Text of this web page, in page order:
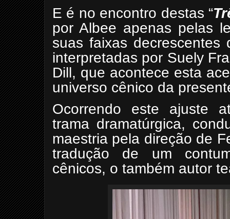
E é no encontro destas “
por Albee apenas pelas
suas faixas decrescentes
interpretadas por Suely
Dill, que acontece esta
universo cênico da
Ocorrendo este ajuste
trama dramatúrgica,
maestria pela direção de
tradução de um
cênicos, o também autor